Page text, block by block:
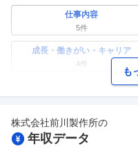
仕事内容
5件
成長・働きがい・キャリア
4件
ワークライフバランス
副業
0件
も
株式会社前川製作所の
年収データ